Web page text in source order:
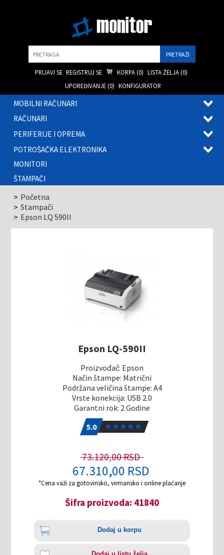
PRIJAVI SE REGISTRUJ SE KORPA (0) LISTA ŽELJA (0)
UPOREĐIVANJE (0) KONFIGURATOR
MOBILNI RAČUNARI
RAČUNARI
PERIFERIJE I OPREMA
POTROŠAČKA ELEKTRONIKA
MONITORI
ŠTAMPAČI
Početna
Stampači
Epson LQ 590II
Epson LQ-590II
Proizvođač: Epson
Način štampe: Matrični
Podržana veličina štampe: A4
Vrste konekcija: USB 2.0
Garantni rok: 2 Godine
5.0
73.120,00 RSD
67.310,00 RSD
*Cena važi za gotovinsko, virmansko i online plaćanje
Šifra proizvoda: 41840
Količina
Dodaj
korpu
Dodaj u korpu
Dodaj